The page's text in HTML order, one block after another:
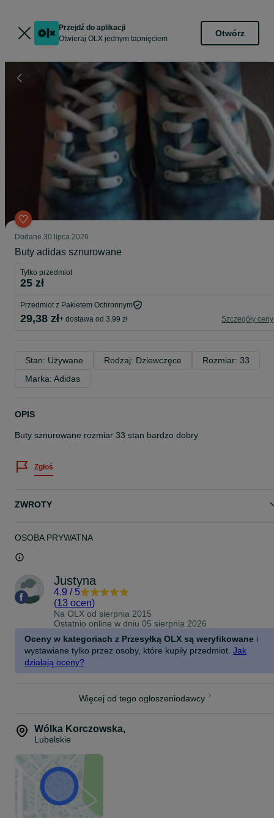
Przejdź do aplikacji
Otwieraj OLX jednym tapnięciem
Otwórz
Dodane 30 lipca 2026
Buty adidas sznurowane
Tylko przedmiot
25 zł
Przedmiot z Pakietem Ochronnym
29,38 zł+ dostawa od 3,99 zł Szczegóły ceny
Stan: Używane Rodzaj: Dziewczęce
Rozmiar: 33
Marka: Adidas
OPIS
Buty sznurowane rozmiar 33 stan bardzo dobry
Zgłoś
ZWROTY
OSOBA PRYWATNA
Justyna
4.9 / 5
(13 ocen)
Na OLX od sierpnia 2015
Ostatnio online w dniu 05 sierpnia 2026
Oceny w kategoriach z Przesyłką OLX są weryfikowane i
wystawiane tylko przez osoby, które kupiły przedmiot. Jak
działają oceny?
Więcej od tego ogłoszeniodawcy
Wólka Korczowska,
Lubelskie